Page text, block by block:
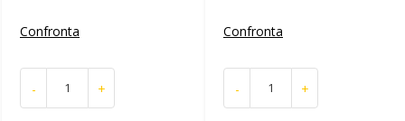
Confronta
- +
Confronta
- +